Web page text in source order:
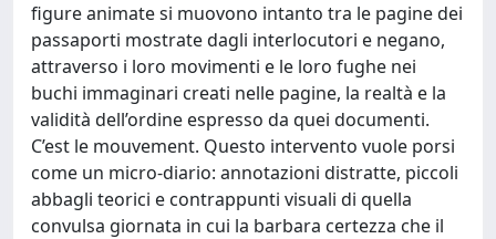
figure animate si muovono intanto tra le pagine dei
passaporti mostrate dagli interlocutori e negano,
attraverso i loro movimenti e le loro fughe nei
buchi immaginari creati nelle pagine, la realtà e la
validità dell’ordine espresso da quei documenti.
C’est le mouvement. Questo intervento vuole porsi
come un micro-diario: annotazioni distratte, piccoli
abbagli teorici e contrappunti visuali di quella
convulsa giornata in cui la barbara certezza che il